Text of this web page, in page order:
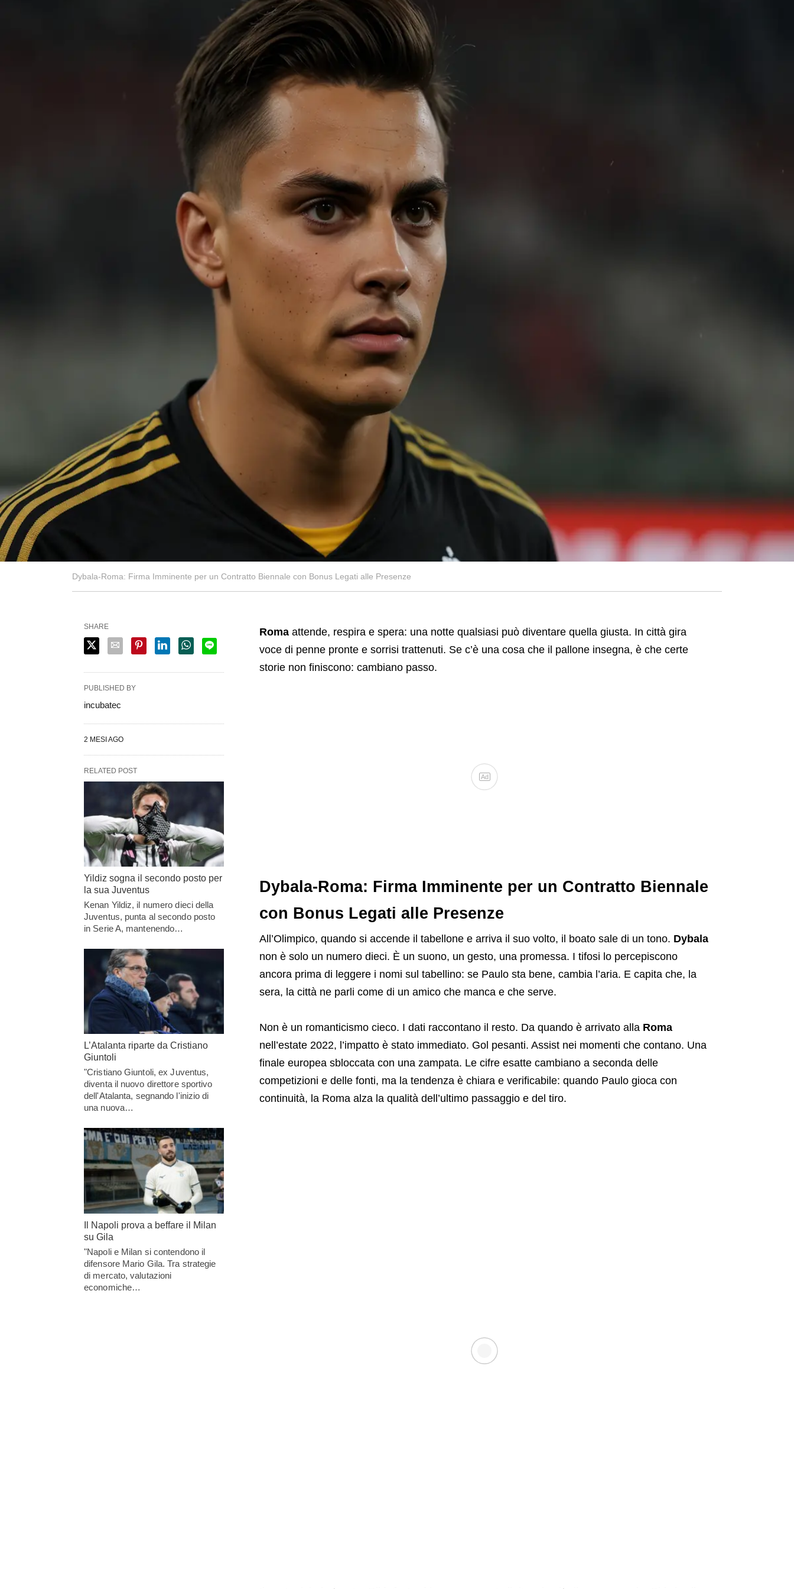
Dybala-Roma: Firma Imminente per un Contratto Biennale con Bonus Legati alle Presenze
Romaattende, respira e spera: una notte qualsiasi può diventare quella giusta. In città gira
voce di penne pronte e sorrisi trattenuti. Se c’è una cosa che il pallone insegna, è che certe
storie non finiscono: cambiano passo.
Ad
Dybala-Roma: Firma Imminente per un Contratto Biennale
con Bonus Legati alle Presenze
All’Olimpico, quando si accende il tabellone e arriva il suo volto, il boato sale di un tono. Dybala
non è solo un numero dieci. È un suono, un gesto, una promessa. I tifosi lo percepiscono
ancora prima di leggere i nomi sul tabellino: se Paulo sta bene, cambia l’aria. E capita che, la
sera, la città ne parli come di un amico che manca e che serve.
Non è un romanticismo cieco. I dati raccontano il resto. Da quando è arrivato alla Roma
nell’estate 2022, l’impatto è stato immediato. Gol pesanti. Assist nei momenti che contano. Una
finale europea sbloccata con una zampata. Le cifre esatte cambiano a seconda delle
competizioni e delle fonti, ma la tendenza è chiara e verificabile: quando Paulo gioca con
continuità, la Roma alza la qualità dell’ultimo passaggio e del tiro.
SHARE
PUBLISHED BY
incubatec
2 MESI AGO
RELATED POST
Yildiz sogna il secondo posto per
la sua Juventus
Kenan Yildiz, il numero dieci della
Juventus, punta al secondo posto
in Serie A, mantenendo…
L’Atalanta riparte da Cristiano
Giuntoli
"Cristiano Giuntoli, ex Juventus,
diventa il nuovo direttore sportivo
dell'Atalanta, segnando l'inizio di
una nuova…
Il Napoli prova a beffare il Milan
su Gila
"Napoli e Milan si contendono il
difensore Mario Gila. Tra strategie
di mercato, valutazioni
economiche…